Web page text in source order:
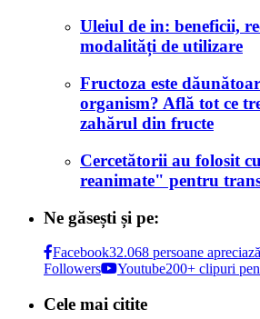
Uleiul de in: beneficii,
modalități de utilizare
Fructoza este
organism? Află tot ce
zahărul din fructe
Cercetătorii au folosit
reanimate" pentru
Ne găsești și pe:
Facebook32.068 persoane
Followers
Youtube200+ clipuri
Cele mai citite